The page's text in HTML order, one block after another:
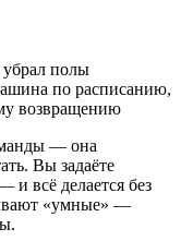
убрал полы
по расписанию,
возвращению
— она
Вы задаёте
и всё делается без
«умные» —